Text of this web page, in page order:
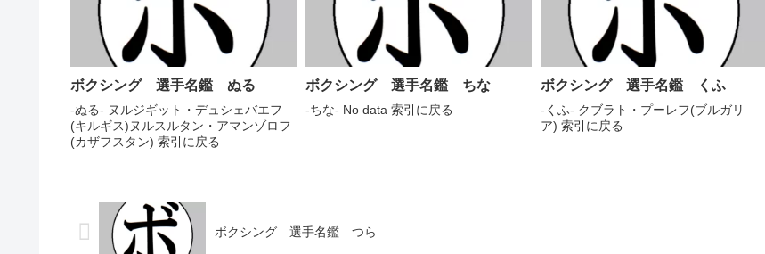
ボクシング 選手名鑑 ぬる
-ぬる- ヌルジギット・デュシェバエフ
(キルギス)ヌルスルタン・アマンゾロフ
(カザフスタン) 索引に戻る
ボクシング 選手名鑑 ちな
-ちな- No data 索引に戻る
ボクシング 選手名鑑 くふ
-くふ- クブラト・プーレフ(ブルガリ
ア) 索引に戻る
ボクシング 選手名鑑 つら